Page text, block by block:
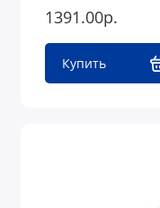
1391.00р.
Купить